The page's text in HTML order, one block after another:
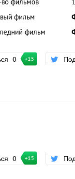
во фильмов
1
фильм
фильм
0 +15
0 +15